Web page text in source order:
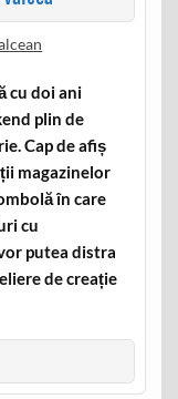
cu doi ani
plin de
Cap de afiș
magazinelor
în care
cu
putea distra
de creație